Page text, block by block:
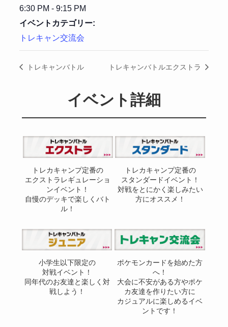
6:30 PM - 9:15 PM
イベントカテゴリー:
トレキャン交流会
トレキャンバトル トレキャンバトルエクストラ
イベント詳細
トレカキャンプ定番の
エクストラレギュレーショ
ンイベント！
自慢のデッキで楽しくバト
ル！
トレカキャンプ定番の
スタンダードイベント！
対戦をとにかく楽しみたい
方にオススメ！
小学生以下限定の
対戦イベント！
同年代のお友達と楽しく対
戦しよう！
ポケモンカードを始めた方
へ！
大会に不安がある方やポケ
カ友達を作りたい方に
カジュアルに楽しめるイベ
ントです！